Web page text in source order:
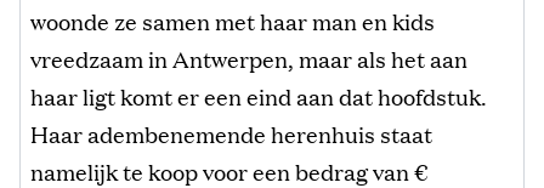
woonde ze samen met haar man en kids
vreedzaam in Antwerpen, maar als het aan
haar ligt komt er een eind aan dat hoofdstuk.
Haar adembenemende herenhuis staat
namelijk te koop voor een bedrag van €